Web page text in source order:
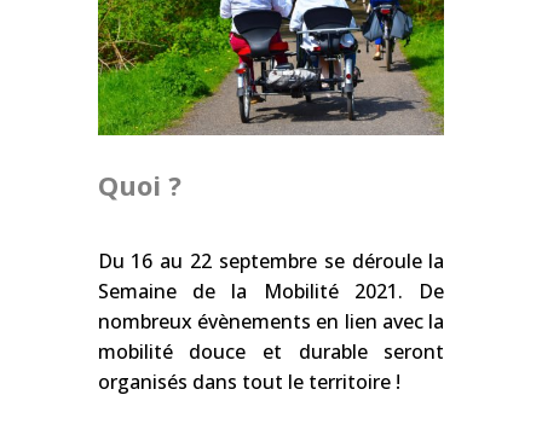
Quoi ?
Du 16 au 22 septembre se déroule la
Semaine de la Mobilité 2021. De
nombreux évènements en lien avec la
mobilité douce et durable seront
organisés dans tout le territoire !